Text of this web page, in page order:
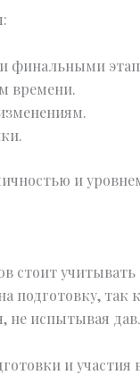
финальными
времени.
и
стоит
подготовку,
не испытывая
и